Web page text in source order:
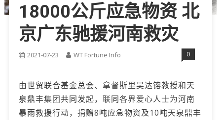
18000公斤应急物资 北
京广东驰援河南救灾
2021-07-23 WT Fortune Info 0
由世贸‭‮合联‬‬基金总会、拿督斯里‭‮达吴‬‬镕教授和天
泉鼎丰集团共同发起，联同各界爱心人士为河南
暴雨救援行动，捐赠8吨应急物资及10吨天泉鼎丰